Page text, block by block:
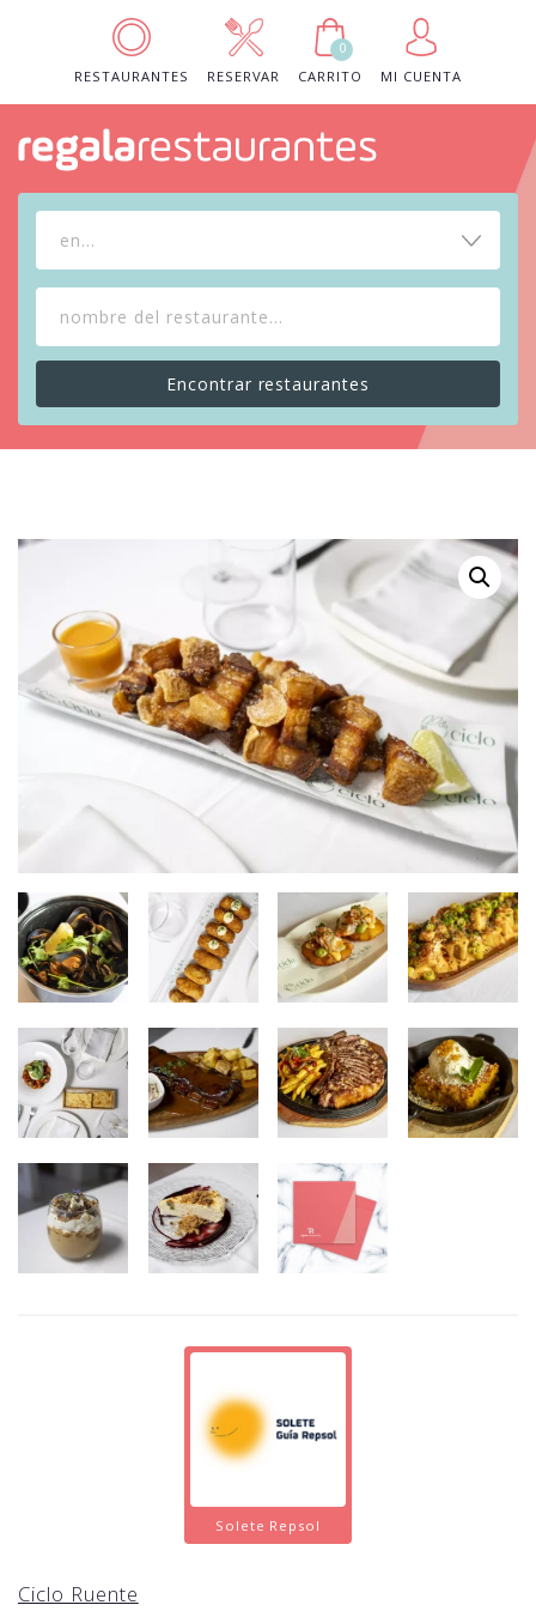
RESTAURANTES RESERVAR
0
CARRITO
MI CUENTA
en...
Solete Repsol
Ciclo Ruente